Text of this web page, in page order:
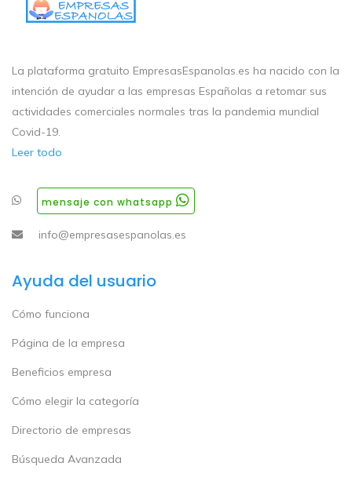
La plataforma gratuito EmpresasEspanolas.es ha nacido con la
intención de ayudar a las empresas Españolas a retomar sus
actividades comerciales normales tras la pandemia mundial
Covid-19.
Leer todo
mensaje con whatsapp
info@empresasespanolas.es
Ayuda del usuario
Cómo funciona
Página de la empresa
Beneficios empresa
Cómo elegir la categoría
Directorio de empresas
Búsqueda Avanzada